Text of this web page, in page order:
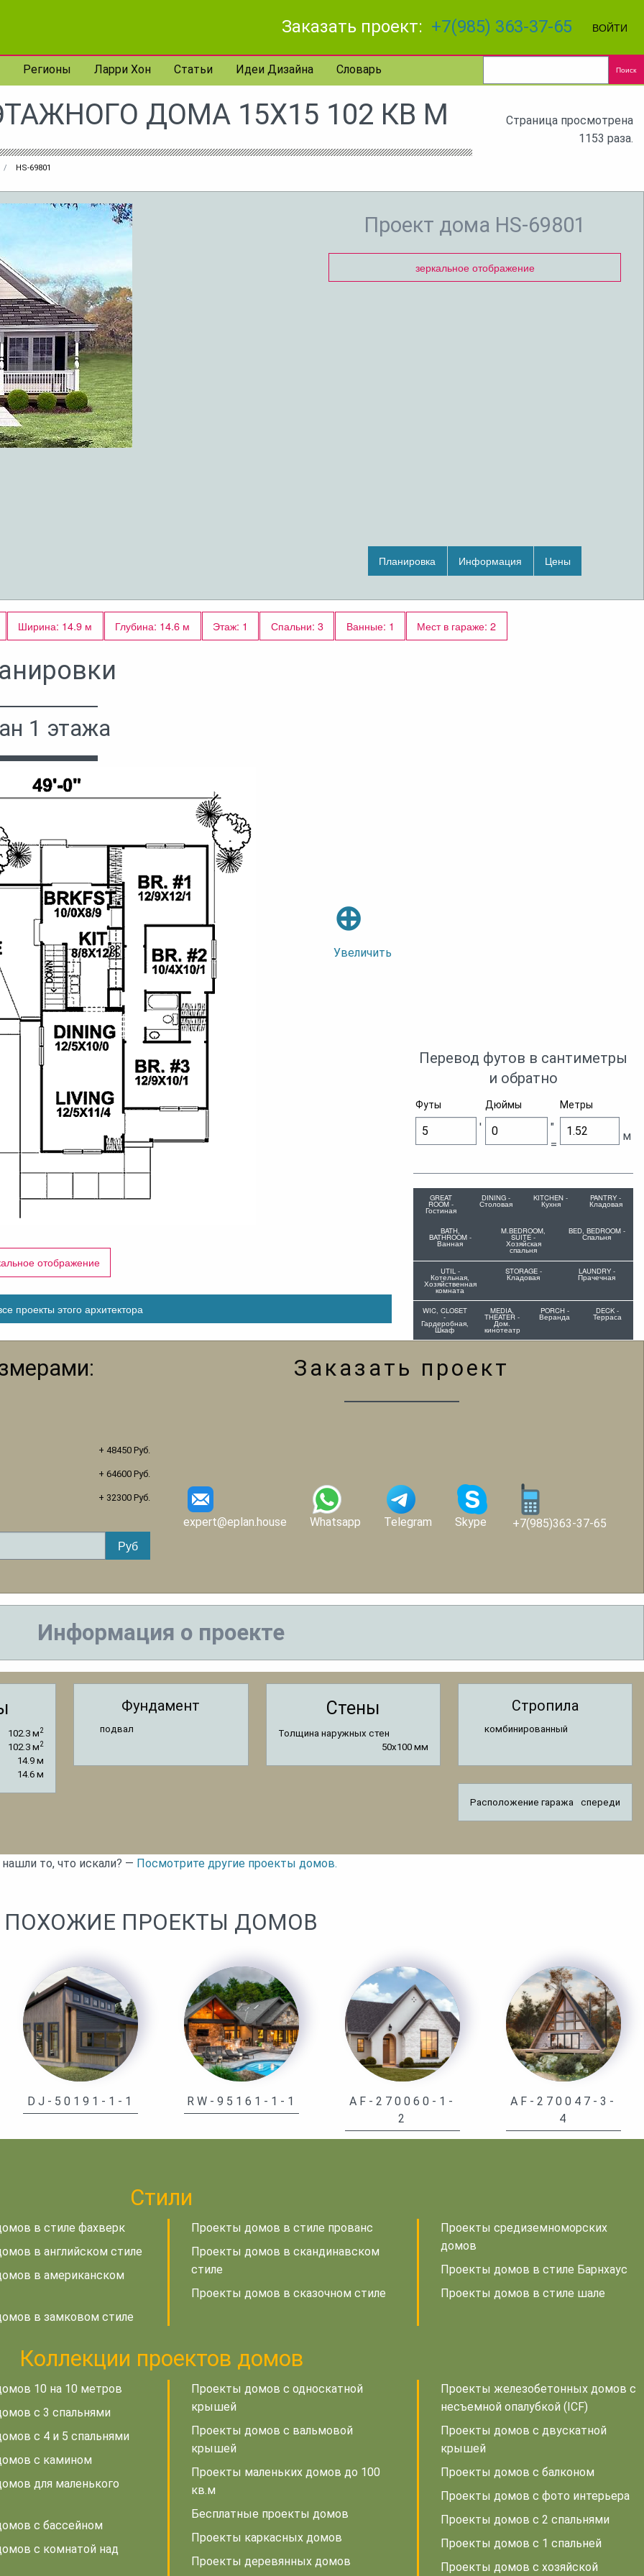
Заказать проект: +7(985) 363-37-65 ВОЙТИ
Регионы Ларри Хон Статьи Идеи Дизайна Словарь Поиск
ДОМА 15X15 102 КВ М
HS-69801
Страница просмотрена
1153 раза.
Проект дома HS-69801
зеркальное отображение
Планировка Информация Цены
Ширина: 14.9 м Глубина: 14.6 м Этаж: 1 Спальни: 3 Ванные: 1 Мест в гараже: 2
1 этажа
⊕
Увеличить
отображение
проекты этого архитектора
Перевод футов в сантиметры
и обратно
Футы Дюймы Метры
'
"
=
м
GREAT
ROOM -
Гостиная
DINING -
Столовая
KITCHEN -
Кухня
PANTRY -
Кладовая
BATH,
BATHROOM -
Ванная
M.BEDROOM,
SUITE -
Хозяйская
спальня
BED, BEDROOM -
Спальня
UTIL -
Котельная,
Хозяйственная
комната
STORAGE -
Кладовая
LAUNDRY -
Прачечная
WIC, CLOSET
-
Гардеробная,
Шкаф
MEDIA,
THEATER -
Дом.
кинотеатр
PORCH -
Веранда
DECK -
Терраса
+ 48450 Руб.
+ 64600 Руб.
+ 32300 Руб.
Заказать проект
expert@eplan.house Whatsapp Telegram Skype +7(985)363-37-65
Информация о проекте
102.3 м2
102.3 м2
14.9 м
14.6 м
Фундамент
подвал
Стены
Толщина наружных стен
50x100 мм
Стропила
комбинированный
Расположение гаража спереди
то, что искали? — Посмотрите другие проекты домов.
ПОХОЖИЕ ПРОЕКТЫ ДОМОВ
DJ-50191-1-1 RW-95161-1-1
AF-270060-1-
2
AF-270047-3-
4
Стили
в стиле фахверк
в английском стиле
в американском
в замковом стиле
Проекты домов в стиле прованс
Проекты домов в скандинавском
стиле
Проекты домов в сказочном стиле
Проекты средиземноморских
домов
Проекты домов в стиле Барнхаус
Проекты домов в стиле шале
Коллекции проектов домов
10 на 10 метров
с 3 спальнями
с 4 и 5 спальнями
с камином
для маленького
с бассейном
с комнатой над
Проекты домов с односкатной
крышей
Проекты домов с вальмовой
крышей
Проекты маленьких домов до 100
кв.м
Бесплатные проекты домов
Проекты каркасных домов
Проекты деревянных домов
Проекты железобетонных домов с
несъемной опалубкой (ICF)
Проекты домов с двускатной
крышей
Проекты домов с балконом
Проекты домов с фото интерьера
Проекты домов с 2 спальнями
Проекты домов с 1 спальней
Проекты домов с хозяйской